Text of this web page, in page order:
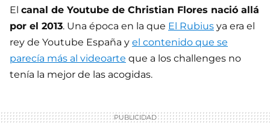
El canal de Youtube de Christian Flores nació allá
por el 2013. Una época en la que El Rubius ya era el
rey de Youtube España y el contenido que se
parecía más al videoarte que a los challenges no
tenía la mejor de las acogidas.